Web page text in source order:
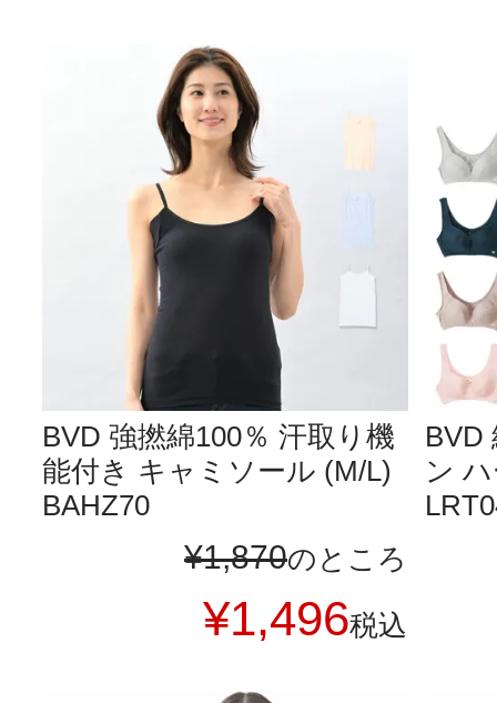
BVD 強撚綿100％ 汗取り機
能付き キャミソール (M/L)
BAHZ70
¥1,870のところ
¥1,496税込
BVD
ン